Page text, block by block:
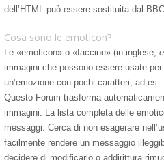
dell’HTML può essere sostituita dal
Cosa sono le emoticon?
Le «emoticon» o «faccine» (in inglese,
immagini che possono essere usate
un’emozione con pochi caratteri; ad
Questo Forum trasforma
immagini. La lista completa delle
messaggi. Cerca di non esagerare
facilmente rendere un messaggio
decidere di modificarlo o addirittura